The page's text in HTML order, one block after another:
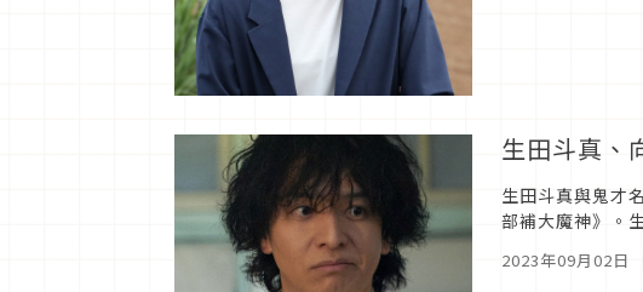
生田斗真、
生田斗真與鬼才
部補大魔神》。
2023年09月02日